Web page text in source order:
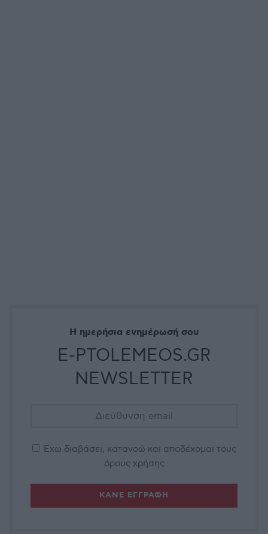
Η ημερήσια ενημέρωσή σου
E-PTOLEMEOS.GR
NEWSLETTER
Έχω διαβάσει, κατανοώ και αποδέχομαι τους
όρους χρήσης